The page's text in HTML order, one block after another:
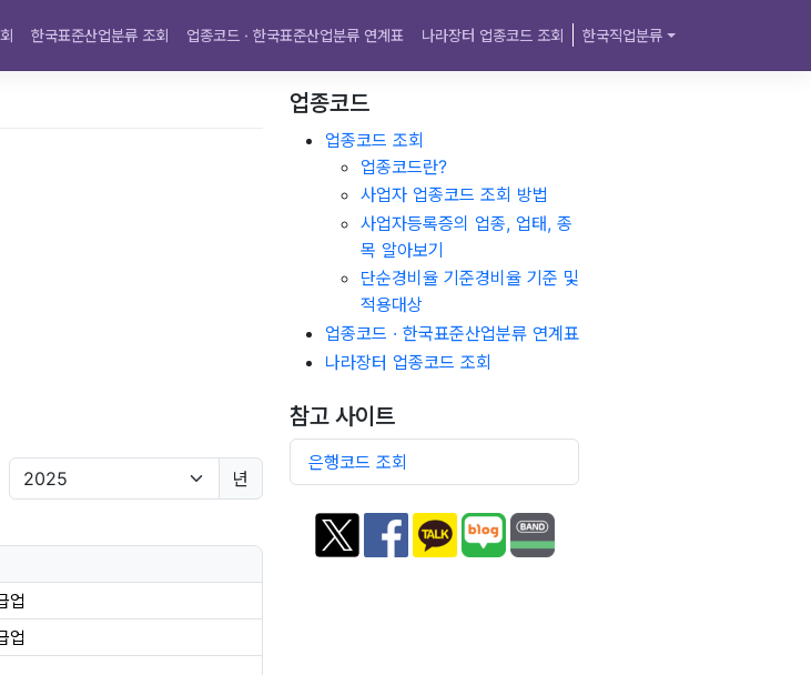
한국표준산업분류 조회 업종코드 · 한국표준산업분류 연계표 나라장터 업종코드 조회 한국직업분류
년
업
업
업종코드
업종코드 조회
업종코드란?
사업자 업종코드 조회 방법
사업자등록증의 업종, 업태, 종
목 알아보기
단순경비율 기준경비율 기준 및
적용대상
업종코드 · 한국표준산업분류 연계표
나라장터 업종코드 조회
참고 사이트
은행코드 조회